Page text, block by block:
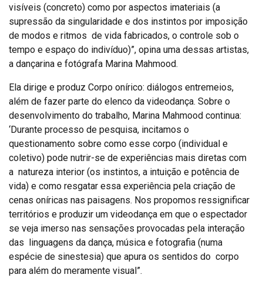
visíveis (concreto) como por aspectos imateriais (a
supressão da singularidade e dos instintos por imposição
de modos e ritmos de vida fabricados, o controle sob o
tempo e espaço do indivíduo)”, opina uma dessas artistas,
a dançarina e fotógrafa Marina Mahmood.
Ela dirige e produz Corpo onírico: diálogos entremeios,
além de fazer parte do elenco da videodança. Sobre o
desenvolvimento do trabalho, Marina Mahmood continua:
‘Durante processo de pesquisa, incitamos o
questionamento sobre como esse corpo (individual e
coletivo) pode nutrir-se de experiências mais diretas com
a natureza interior (os instintos, a intuição e potência de
vida) e como resgatar essa experiência pela criação de
cenas oníricas nas paisagens. Nos propomos ressignificar
territórios e produzir um videodança em que o espectador
se veja imerso nas sensações provocadas pela interação
das linguagens da dança, música e fotografia (numa
espécie de sinestesia) que apura os sentidos do corpo
para além do meramente visual”.